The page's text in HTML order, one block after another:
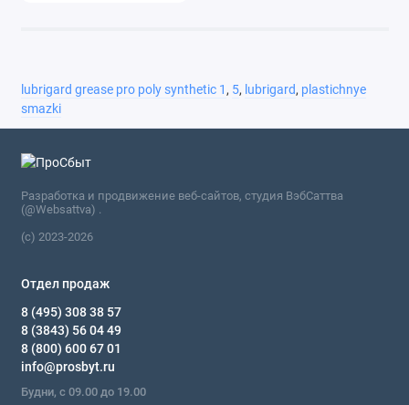
lubrigard grease pro poly synthetic 1, 5, lubrigard, plastichnye
smazki
Разработка и продвижение веб-сайтов, студия ВэбСаттва
(@Websattva) .
(c) 2023-2026
Отдел продаж
8 (495) 308 38 57
8 (3843) 56 04 49
8 (800) 600 67 01
info@prosbyt.ru
Будни, с 09.00 до 19.00